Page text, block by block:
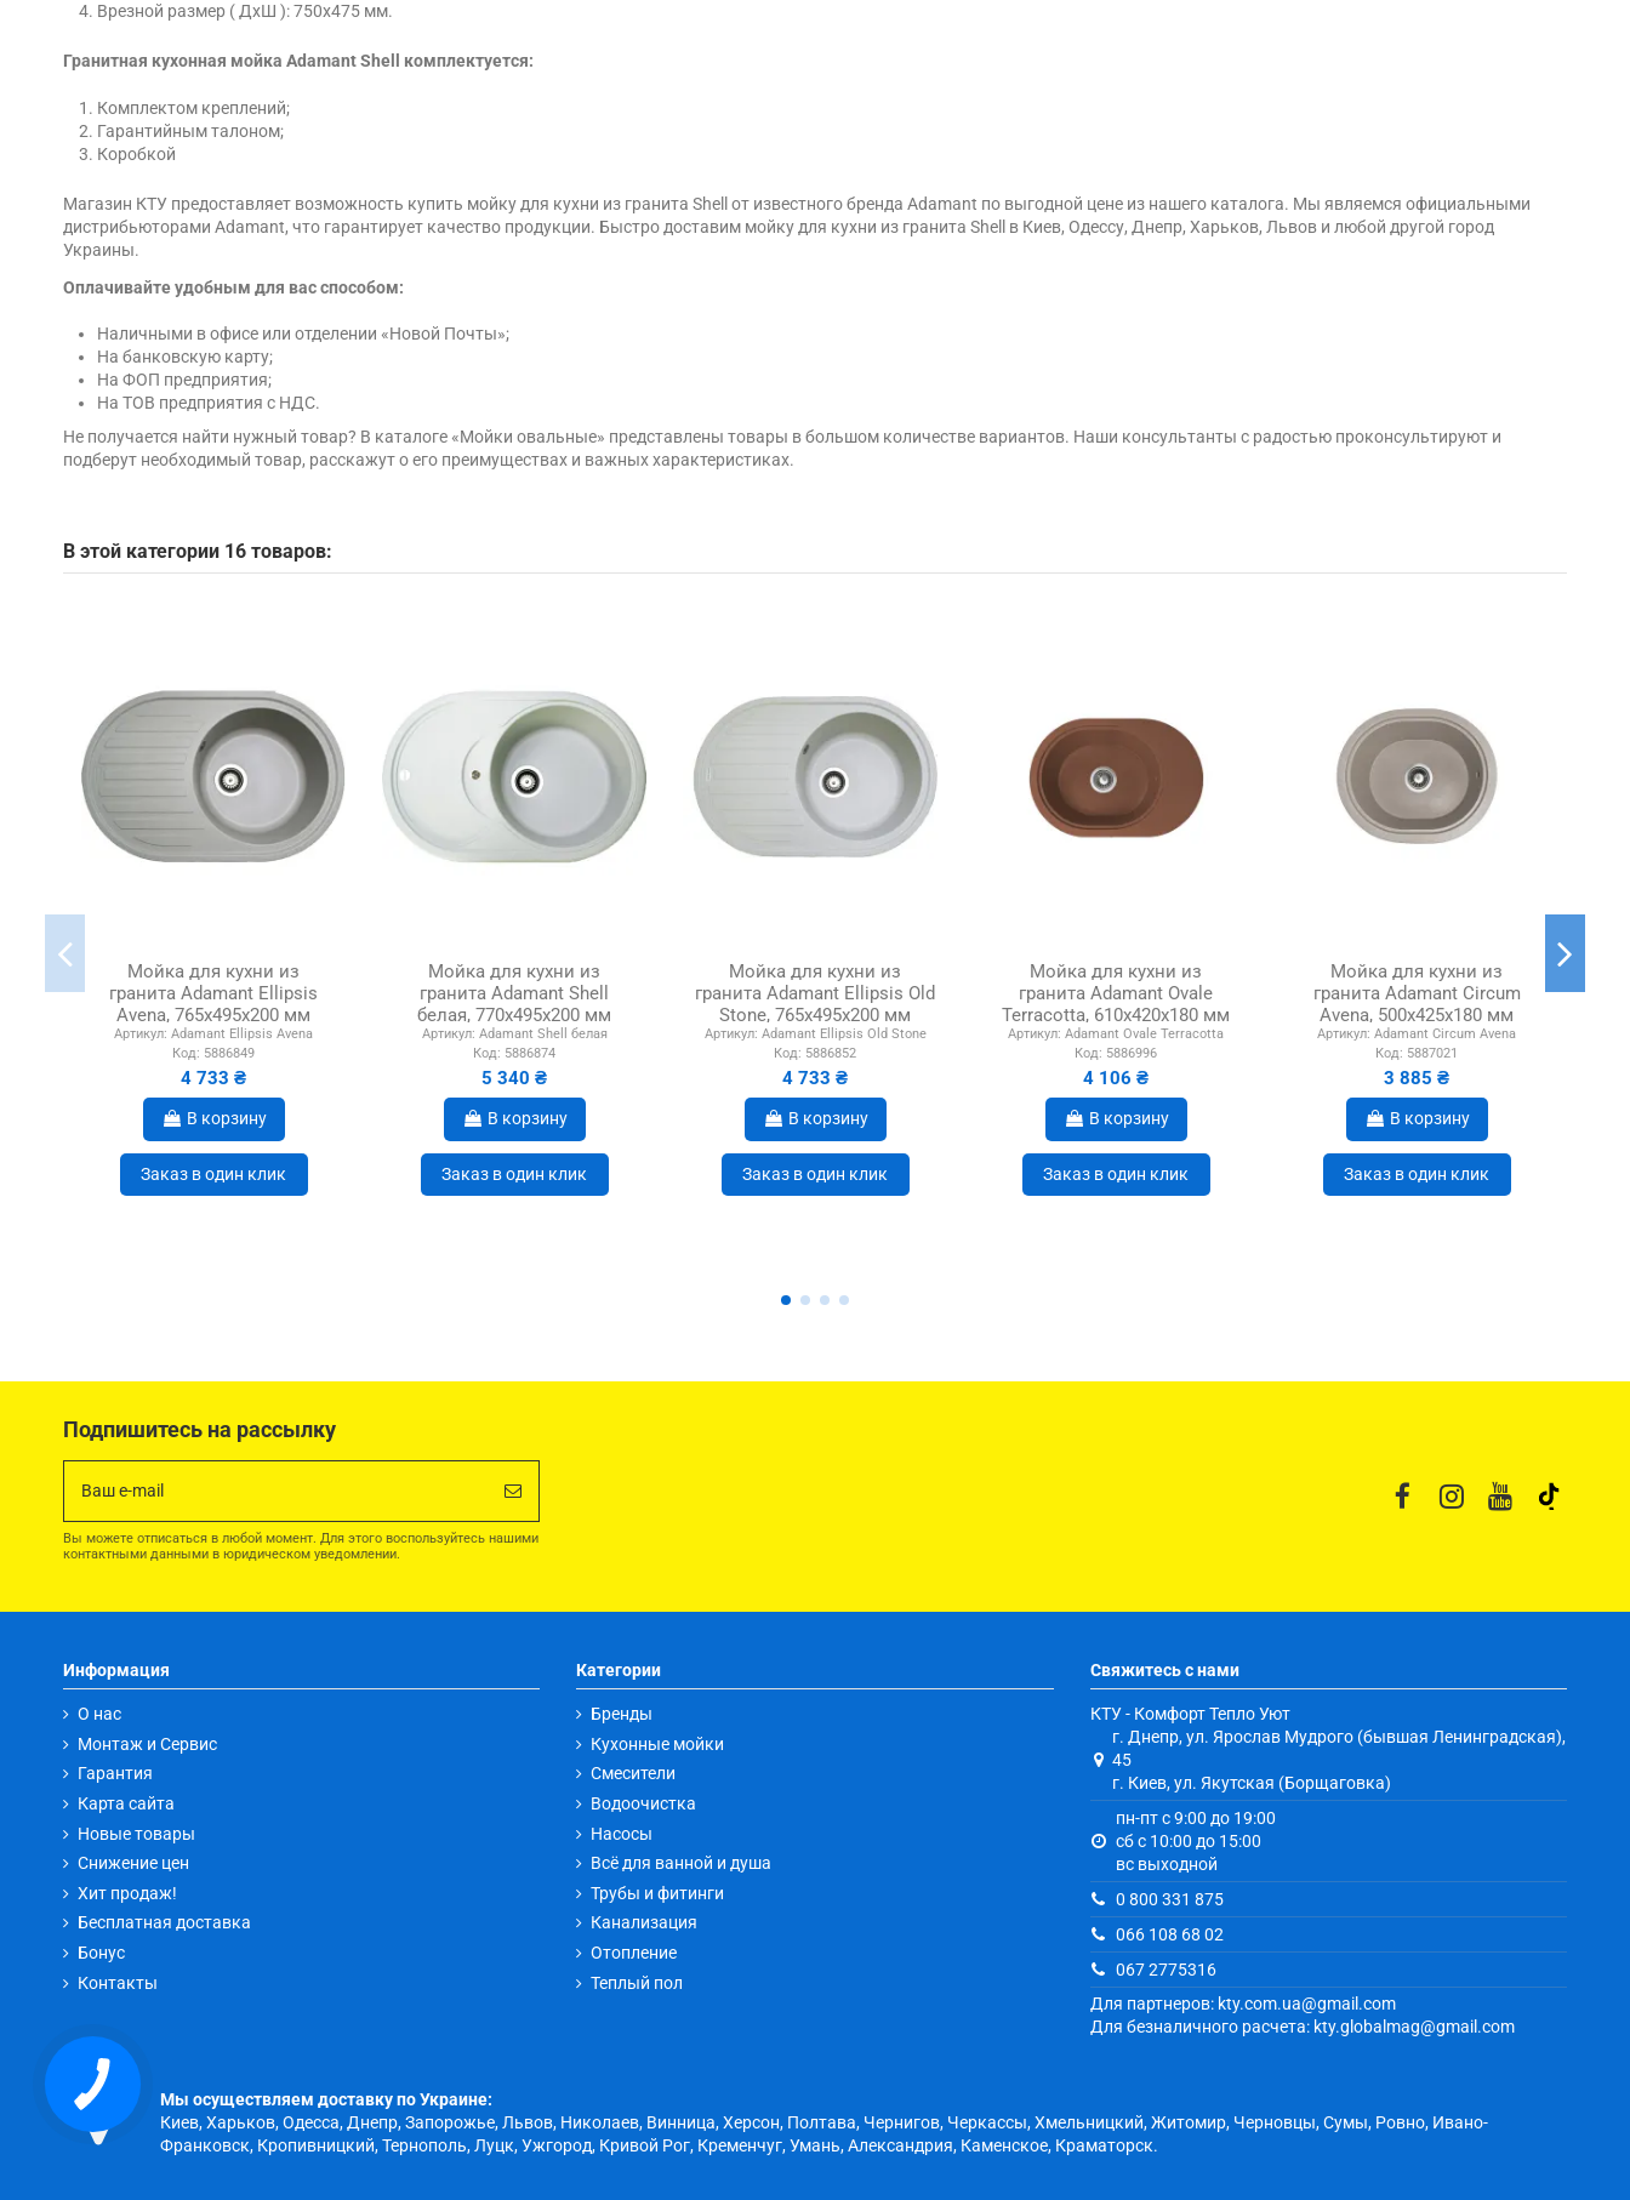
Врезной размер ( ДхШ ): 750х475 мм.
Гранитная кухонная мойка Adamant Shell комплектуется:
Комплектом креплений;
Гарантийным талоном;
Коробкой
Магазин КТУ предоставляет возможность купить мойку для кухни из гранита Shell от известного бренда Adamant по выгодной цене из нашего каталога. Мы являемся официальными
дистрибьюторами Adamant, что гарантирует качество продукции. Быстро доставим мойку для кухни из гранита Shell в Киев, Одессу, Днепр, Харьков, Львов и любой другой город
Украины.
Оплачивайте удобным для вас способом:
Наличными в офисе или отделении «Новой Почты»;
На банковскую карту;
На ФОП предприятия;
На ТОВ предприятия с НДС.
Не получается найти нужный товар? В каталоге «Мойки овальные» представлены товары в большом количестве вариантов. Наши консультанты с радостью проконсультируют и
подберут необходимый товар, расскажут о его преимуществах и важных характеристиках.
В этой категории 16 товаров:
Мойка для кухни из
гранита Adamant Ellipsis
Avena, 765х495х200 мм
Артикул: Adamant Ellipsis Avena
Код: 5886849
4 733 ₴
В корзину
Заказ в один клик
Мойка для кухни из
гранита Adamant Shell
белая, 770х495х200 мм
Артикул: Adamant Shell белая
Код: 5886874
5 340 ₴
В корзину
Заказ в один клик
Мойка для кухни из
гранита Adamant Ellipsis Old
Stone, 765х495х200 мм
Артикул: Adamant Ellipsis Old Stone
Код: 5886852
4 733 ₴
В корзину
Заказ в один клик
Мойка для кухни из
гранита Adamant Ovale
Terracotta, 610х420х180 мм
Артикул: Adamant Ovale Terracotta
Код: 5886996
4 106 ₴
В корзину
Заказ в один клик
Мойка для кухни из
гранита Adamant Circum
Avena, 500х425х180 мм
Артикул: Adamant Circum Avena
Код: 5887021
3 885 ₴
В корзину
Заказ в один клик
Подпишитесь на рассылку
Вы можете отписаться в любой момент. Для этого воспользуйтесь нашими
контактными данными в юридическом уведомлении.
Информация
О нас
Монтаж и Сервис
Гарантия
Карта сайта
Новые товары
Снижение цен
Хит продаж!
Бесплатная доставка
Бонус
Контакты
Категории
Бренды
Кухонные мойки
Смесители
Водоочистка
Насосы
Всё для ванной и душа
Трубы и фитинги
Канализация
Отопление
Теплый пол
Свяжитесь с нами
КТУ - Комфорт Тепло Уют
г. Днепр, ул. Ярослав Мудрого (бывшая Ленинградская),
45
г. Киев, ул. Якутская (Борщаговка)
пн-пт с 9:00 до 19:00
сб с 10:00 до 15:00
вс выходной
0 800 331 875
066 108 68 02
067 2775316
Для партнеров: kty.com.ua@gmail.com
Для безналичного расчета: kty.globalmag@gmail.com
Мы осуществляем доставку по Украине:
Киев, Харьков, Одесса, Днепр, Запорожье, Львов, Николаев, Винница, Херсон, Полтава, Чернигов, Черкассы, Хмельницкий, Житомир, Черновцы, Сумы, Ровно, Ивано-
Франковск, Кропивницкий, Тернополь, Луцк, Ужгород, Кривой Рог, Кременчуг, Умань, Александрия, Каменское, Краматорск.
КНОПКА
ЗВ'ЯЗКУ